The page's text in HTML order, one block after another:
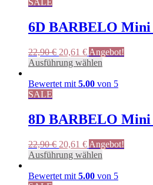
auf.
Die
können
auf
Produktseite
SALE
6D BARBELO
22,90€ Ursprünglicher
Preis
22,90 €
20,61 €Aktueller
Preis
20,61 €.
Angebot!
Ausführung wählen
weist
auf.
Die
können
auf
Produktseite
Bewertet mit 5.00 von 5
SALE
8D BARBELO
22,90€ Ursprünglicher
Preis
22,90 €
20,61 €Aktueller
Preis
20,61 €.
Angebot!
Ausführung wählen
weist
Bewertet mit 5.00 von 5